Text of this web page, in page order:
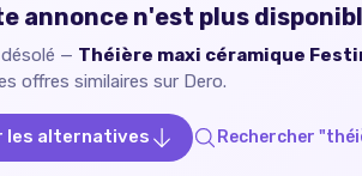
annonce n'est plus
— Théière maxi céramique
offres similaires sur Dero.
les alternatives Rechercher "